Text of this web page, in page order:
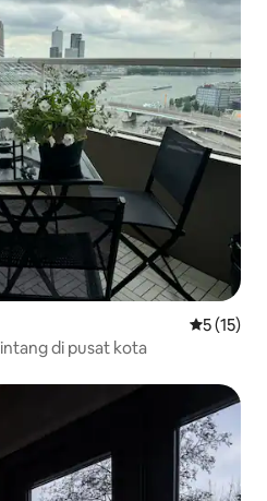
Nilai rata-
5 (15)
di pusat kota